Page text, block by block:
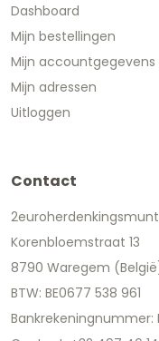
Dashboard
Mijn bestellingen
Mijn accountgegevens
Mijn adressen
Uitloggen
Contact
Korenbloemstraat 13
8790 Waregem
BTW: BE0677 538 961
Bankrekeningnummer: